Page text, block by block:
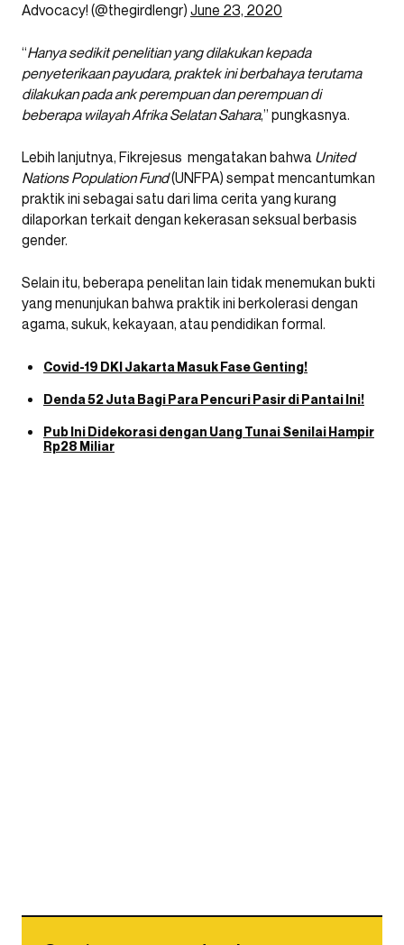
Advocacy! (@thegirdlengr) June 23, 2020
“Hanya sedikit penelitian yang dilakukan kepada
penyeterikaan payudara, praktek ini berbahaya terutama
dilakukan pada ank perempuan dan perempuan di
beberapa wilayah Afrika Selatan Sahara,” pungkasnya.
Lebih lanjutnya, Fikrejesus mengatakan bahwa United
Nations Population Fund(UNFPA) sempat mencantumkan
praktik ini sebagai satu dari lima cerita yang kurang
dilaporkan terkait dengan kekerasan seksual berbasis
gender.
Selain itu, beberapa penelitan lain tidak menemukan bukti
yang menunjukan bahwa praktik ini berkolerasi dengan
agama, sukuk, kekayaan, atau pendidikan formal.
Covid-19 DKI Jakarta Masuk Fase Genting!
Denda 52 Juta Bagi Para Pencuri Pasir di Pantai Ini!
Pub Ini Didekorasi dengan Uang Tunai Senilai Hampir
Rp28 Miliar